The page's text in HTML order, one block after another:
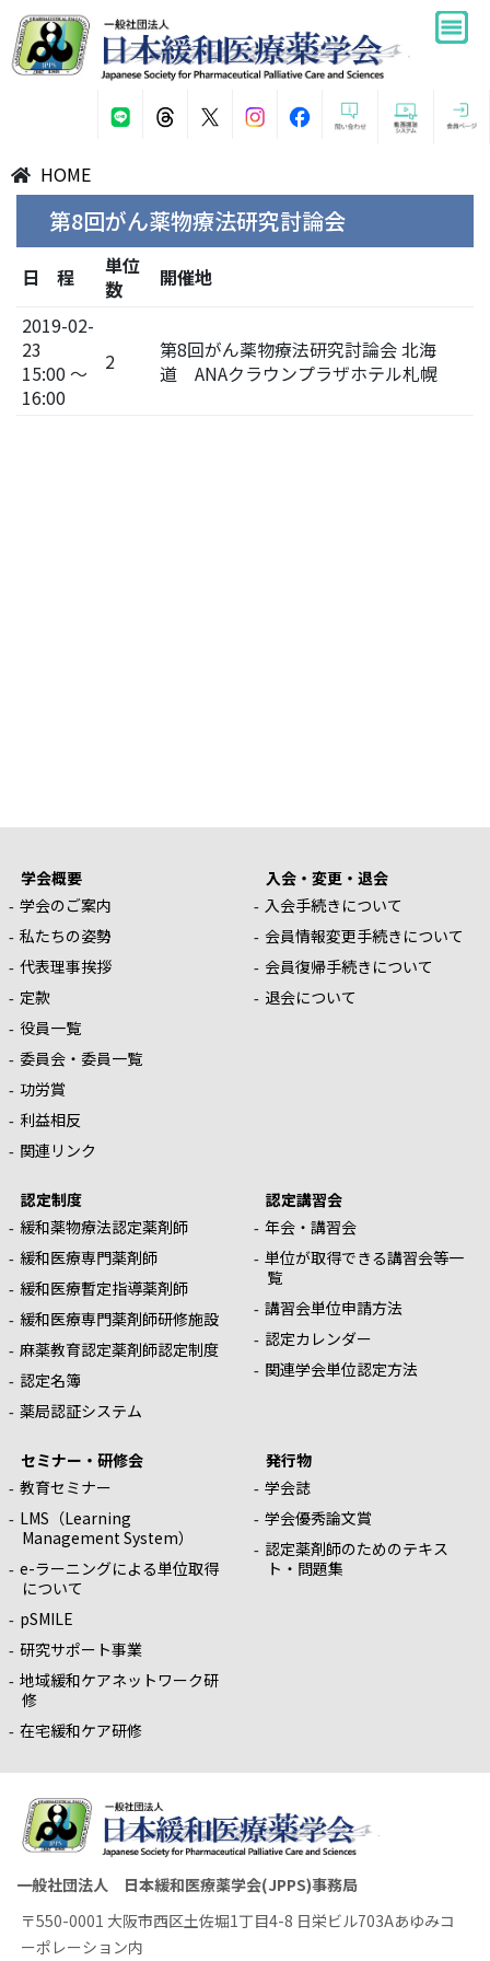
HOME
第8回がん薬物療法研究討論会
日 程
単位
数
開催地
2019-02-
23
15:00 ～
16:00
2
第8回がん薬物療法研究討論会 北海
道 ANAクラウンプラザホテル札幌
学会概要
学会のご案内
私たちの姿勢
代表理事挨拶
定款
役員一覧
委員会・委員一覧
功労賞
利益相反
関連リンク
入会・変更・退会
入会手続きについて
会員情報変更手続きについて
会員復帰手続きについて
退会について
認定制度
緩和薬物療法認定薬剤師
緩和医療専門薬剤師
緩和医療暫定指導薬剤師
緩和医療専門薬剤師研修施設
麻薬教育認定薬剤師認定制度
認定名簿
薬局認証システム
認定講習会
年会・講習会
単位が取得できる講習会等一
覧
講習会単位申請方法
認定カレンダー
関連学会単位認定方法
セミナー・研修会
教育セミナー
LMS（Learning
Management System）
e-ラーニングによる単位取得
について
pSMILE
研究サポート事業
地域緩和ケアネットワーク研
修
在宅緩和ケア研修
発行物
学会誌
学会優秀論文賞
認定薬剤師のためのテキス
ト・問題集
一般社団法人 日本緩和医療薬学会(JPPS)事務局
〒550-0001 大阪市西区土佐堀1丁目4-8 日栄ビル703Aあゆみコ
ーポレーション内